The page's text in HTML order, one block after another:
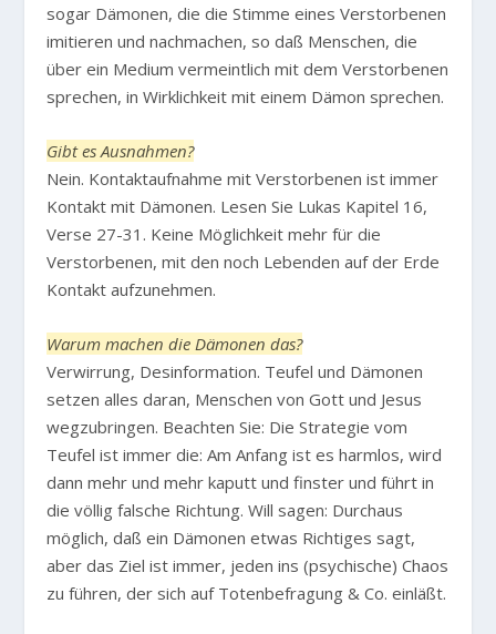
sogar Dämonen, die die Stimme eines Verstorbenen
imitieren und nachmachen, so daß Menschen, die
über ein Medium vermeintlich mit dem Verstorbenen
sprechen, in Wirklichkeit mit einem Dämon sprechen.
Gibt es Ausnahmen?
Nein. Kontaktaufnahme mit Verstorbenen ist immer
Kontakt mit Dämonen. Lesen Sie Lukas Kapitel 16,
Verse 27-31. Keine Möglichkeit mehr für die
Verstorbenen, mit den noch Lebenden auf der Erde
Kontakt aufzunehmen.
Warum machen die Dämonen das?
Verwirrung, Desinformation. Teufel und Dämonen
setzen alles daran, Menschen von Gott und Jesus
wegzubringen. Beachten Sie: Die Strategie vom
Teufel ist immer die: Am Anfang ist es harmlos, wird
dann mehr und mehr kaputt und finster und führt in
die völlig falsche Richtung. Will sagen: Durchaus
möglich, daß ein Dämonen etwas Richtiges sagt,
aber das Ziel ist immer, jeden ins (psychische) Chaos
zu führen, der sich auf Totenbefragung & Co. einläßt.